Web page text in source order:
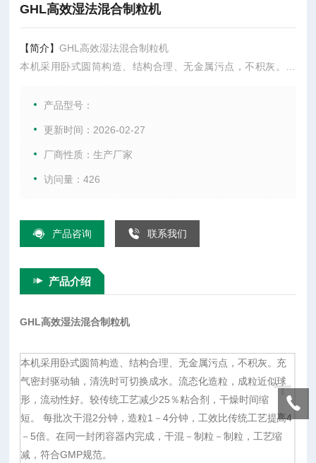
GHL高效湿法混合制粒机
【简介】GHL高效湿法混合制粒机
本机采用卧式圆筒构造、结构合理、无金属污点，不积灰。充
形，流动性好。较传统工艺减少25％粘合剂，干燥时间缩短。
符合GMP规范。
产品型号：
更新时间：2026-02-27
厂商性质：生产厂家
访问量：426
产品咨询 联系我们
产品介绍
GHL高效湿法混合制粒机
+
本机采用卧式圆筒构造、结构合理、无金属污点，不积灰。充
气密封驱动轴，清洗时可切换成水。流态化造粒，成粒近似球
形，流动性好。较传统工艺减少25％粘合剂，干燥时间缩
短。 每批次干混2分钟，造粒1－4分钟，工效比传统工艺提高4
－5倍。在同一封闭容器内完成，干混－制粒－制粒，工艺缩
减，符合GMP规范。